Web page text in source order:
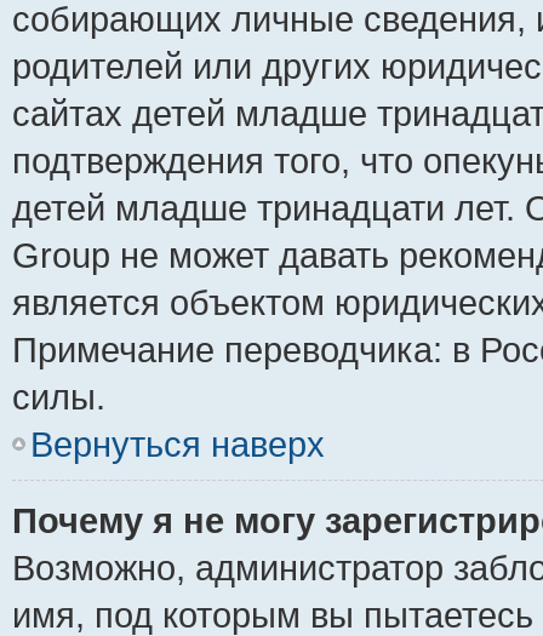
собирающих личные сведения,
родителей или других
сайтах детей младше
подтверждения того, что
детей младше тринадцати лет.
Group не может давать
является объектом
Примечание переводчика: в
силы.
Вернуться наверх
Почему я не могу
Возможно, администратор
имя, под которым вы пытаетесь